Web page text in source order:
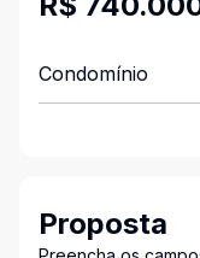
Condomínio
Proposta